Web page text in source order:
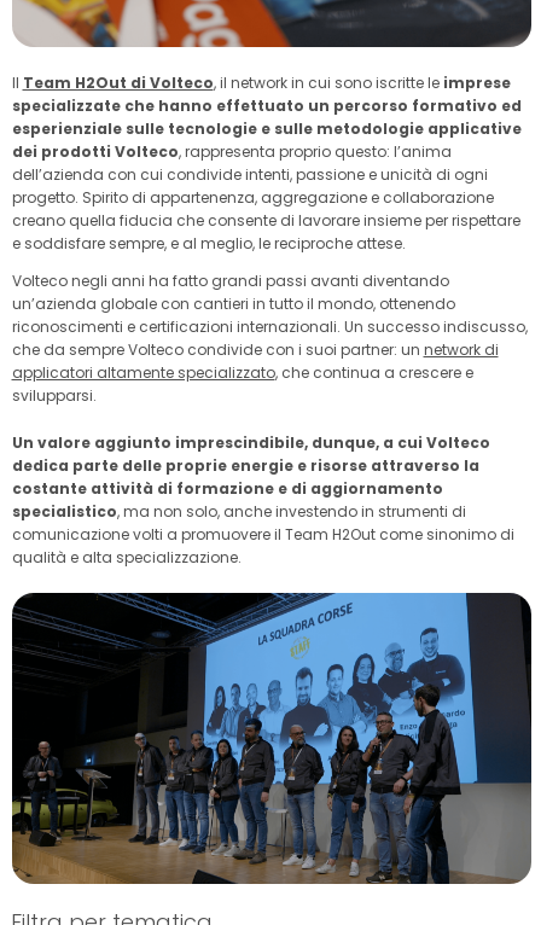
Il Team H2Out di Volteco, il network in cui sono iscritte le imprese
specializzate che hanno effettuato un percorso formativo ed
esperienziale sulle tecnologie e sulle metodologie applicative
dei prodotti Volteco, rappresenta proprio questo: l’anima
dell’azienda con cui condivide intenti, passione e unicità di ogni
progetto. Spirito di appartenenza, aggregazione e collaborazione
creano quella fiducia che consente di lavorare insieme per rispettare
e soddisfare sempre, e al meglio, le reciproche attese.
Volteco negli anni ha fatto grandi passi avanti diventando
un’azienda globale con cantieri in tutto il mondo, ottenendo
riconoscimenti e certificazioni internazionali. Un successo indiscusso,
che da sempre Volteco condivide con i suoi partner: un network di
applicatori altamente specializzato, che continua a crescere e
svilupparsi.
Un valore aggiunto imprescindibile, dunque, a cui Volteco
dedica parte delle proprie energie e risorse attraverso la
costante attività di formazione e di aggiornamento
specialistico, ma non solo, anche investendo in strumenti di
comunicazione volti a promuovere il Team H2Out come sinonimo di
qualità e alta specializzazione.